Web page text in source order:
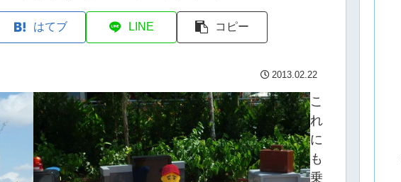
はてブ LINE コピー
2013.02.22
こ
れ
に
も
乗